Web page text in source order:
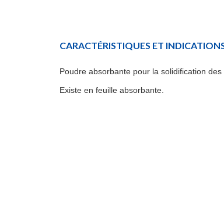
CARACTÉRISTIQUES ET
Poudre absorbante pour la solidification
Existe en feuille absorbante.